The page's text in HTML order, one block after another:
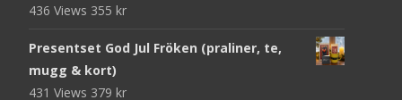
436 Views 355 kr
Presentset God Jul Fröken (praliner, te,
mugg & kort)
431 Views 379 kr